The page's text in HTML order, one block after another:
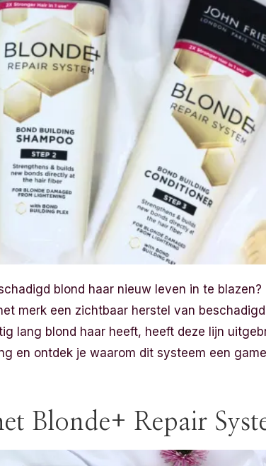
blond haar nieuw leven in te
merk een zichtbaar herstel van
lang blond haar heeft, heeft deze lijn
en ontdek je waarom dit systeem een
Blonde+ Repair